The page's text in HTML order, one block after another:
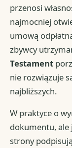
przenosi
najmocniej
umową
zbywcy
Testament
nie rozwiązuje
najbliższych.
W praktyce o
dokumentu, ale
strony